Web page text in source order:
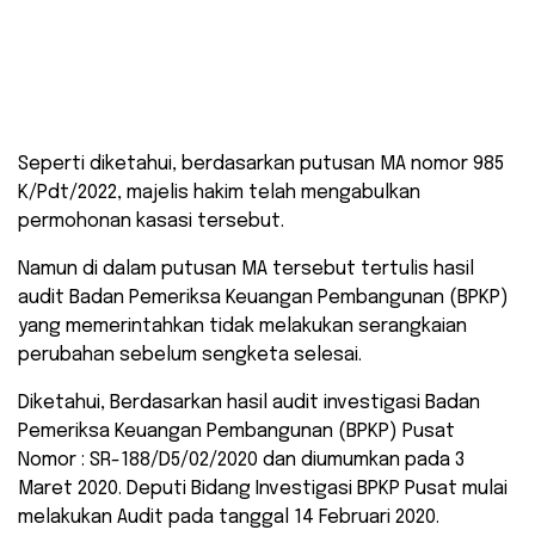
Seperti diketahui, berdasarkan putusan MA nomor 985
K/Pdt/2022, majelis hakim telah mengabulkan
permohonan kasasi tersebut.
Namun di dalam putusan MA tersebut tertulis hasil
audit Badan Pemeriksa Keuangan Pembangunan (BPKP)
yang memerintahkan tidak melakukan serangkaian
perubahan sebelum sengketa selesai.
Diketahui, Berdasarkan hasil audit investigasi Badan
Pemeriksa Keuangan Pembangunan (BPKP) Pusat
Nomor : SR-188/D5/02/2020 dan diumumkan pada 3
Maret 2020. Deputi Bidang Investigasi BPKP Pusat mulai
melakukan Audit pada tanggal 14 Februari 2020.